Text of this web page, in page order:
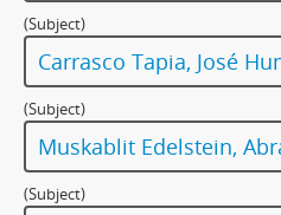
(Subject)
Carrasco Tapia, José
(Subject)
Muskablit Edelstein,
(Subject)